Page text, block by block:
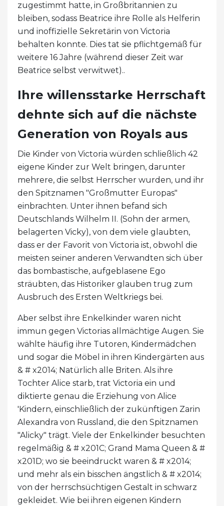
zugestimmt hatte, in Großbritannien zu
bleiben, sodass Beatrice ihre Rolle als Helferin
und inoffizielle Sekretärin von Victoria
behalten konnte. Dies tat sie pflichtgemäß für
weitere 16 Jahre (während dieser Zeit war
Beatrice selbst verwitwet)..
Ihre willensstarke Herrschaft
dehnte sich auf die nächste
Generation von Royals aus
Die Kinder von Victoria würden schließlich 42
eigene Kinder zur Welt bringen, darunter
mehrere, die selbst Herrscher wurden, und ihr
den Spitznamen "Großmutter Europas"
einbrachten. Unter ihnen befand sich
Deutschlands Wilhelm II. (Sohn der armen,
belagerten Vicky), von dem viele glaubten,
dass er der Favorit von Victoria ist, obwohl die
meisten seiner anderen Verwandten sich über
das bombastische, aufgeblasene Ego
sträubten, das Historiker glauben trug zum
Ausbruch des Ersten Weltkriegs bei.
Aber selbst ihre Enkelkinder waren nicht
immun gegen Victorias allmächtige Augen. Sie
wählte häufig ihre Tutoren, Kindermädchen
und sogar die Möbel in ihren Kindergärten aus
& # x2014; Natürlich alle Briten. Als ihre
Tochter Alice starb, trat Victoria ein und
diktierte genau die Erziehung von Alice
'Kindern, einschließlich der zukünftigen Zarin
Alexandra von Russland, die den Spitznamen
"Alicky" trägt. Viele der Enkelkinder besuchten
regelmäßig & # x201C; Grand Mama Queen & #
x201D; wo sie beeindruckt waren & # x2014;
und mehr als ein bisschen ängstlich & # x2014;
von der herrschsüchtigen Gestalt in schwarz
gekleidet. Wie bei ihren eigenen Kindern